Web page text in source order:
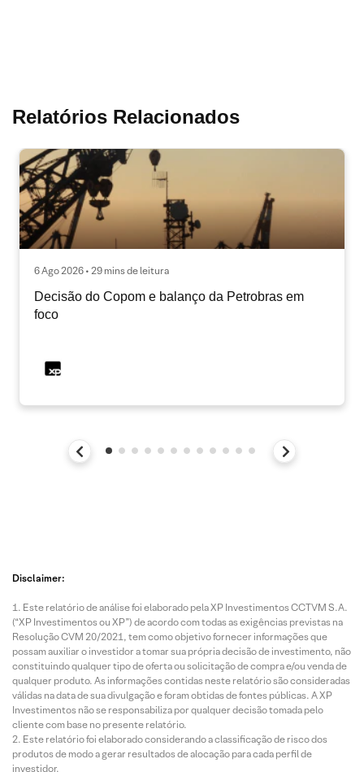
Relatórios Relacionados
6 Ago 2026 • 29 mins de leitura
Decisão do Copom e balanço da Petrobras em
foco
Disclaimer:
Este relatório de análise foi elaborado pela XP Investimentos CCTVM S.A.
(“XP Investimentos ou XP”) de acordo com todas as exigências previstas na
Resolução CVM 20/2021, tem como objetivo fornecer informações que
possam auxiliar o investidor a tomar sua própria decisão de investimento, não
constituindo qualquer tipo de oferta ou solicitação de compra e/ou venda de
qualquer produto. As informações contidas neste relatório são consideradas
válidas na data de sua divulgação e foram obtidas de fontes públicas. A XP
Investimentos não se responsabiliza por qualquer decisão tomada pelo
cliente com base no presente relatório.
Este relatório foi elaborado considerando a classificação de risco dos
produtos de modo a gerar resultados de alocação para cada perfil de
investidor.